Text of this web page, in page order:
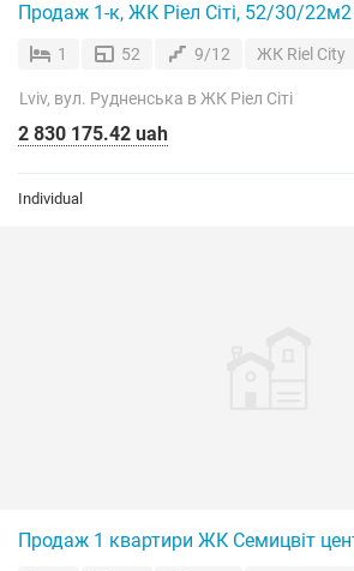
Продаж 1-к, ЖК Ріел Сіті, 52/30/
1 52 9/12 ЖК Riel City
Lviv, вул. Рудненська в ЖК Ріел Сіті
2 830 175.42 uah
Individual
Продаж 1 квартири ЖК Семицвіт